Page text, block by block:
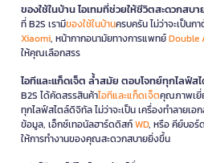
ของใช้ในบ้าน ไอเทมที่ช่วยให้ชีวิตสะดวกสบ
ที่ B2S เรามีของใช้ในบ้านครบครัน ไม่ว่าจะเป็นก
Xiaomi, หน้ากากอนามัยทางการแพทย์Double
ให้คุณเลือกสรร
ไอทีและแก็ดเจ็ต ล้ำสมัย ตอบโจทย์ทุกไลฟ์ส
B2S ได้คัดสรรสินค้าไอทีและแก็ดเจ็ตคุณภาพเยี่
ทุกไลฟ์สไตล์ดิจิทัล ไม่ว่าจะเป็น เครื่องทำลายเอ
ข้อมูล, เอ็กซ์เทอนัลฮาร์ดดิสก์WD, หรือ คีย์บอร์
ให้การทำงานของคุณสะดวกสบายยิ่งขึ้น